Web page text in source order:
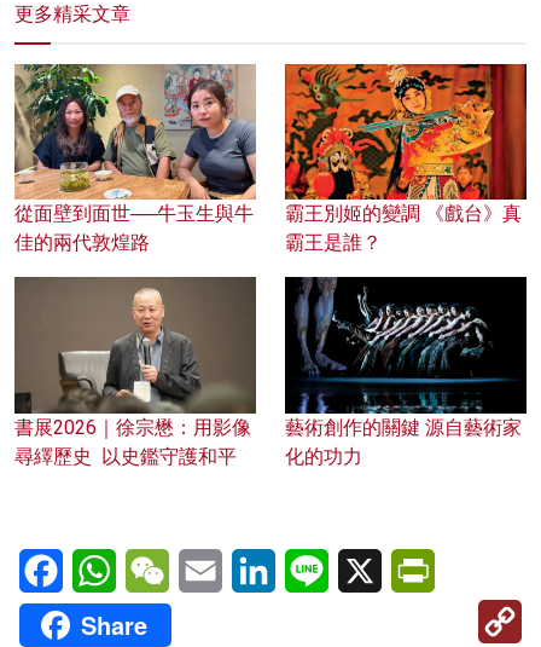
更多精采文章
從面壁到面世──牛玉生與牛
佳的兩代敦煌路
霸王別姬的變調 《戲台》真
霸王是誰？
書展2026｜徐宗懋：用影像
尋繹歷史 以史鑑守護和平
藝術創作的關鍵 源自藝術家
化的功力
FacebookWhatsAppWeChatEmail LinkedInLine X
Share